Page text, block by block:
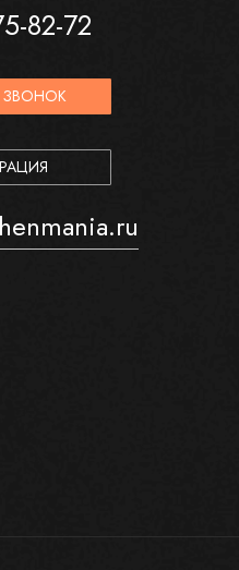
82-72
ЗВОНОК